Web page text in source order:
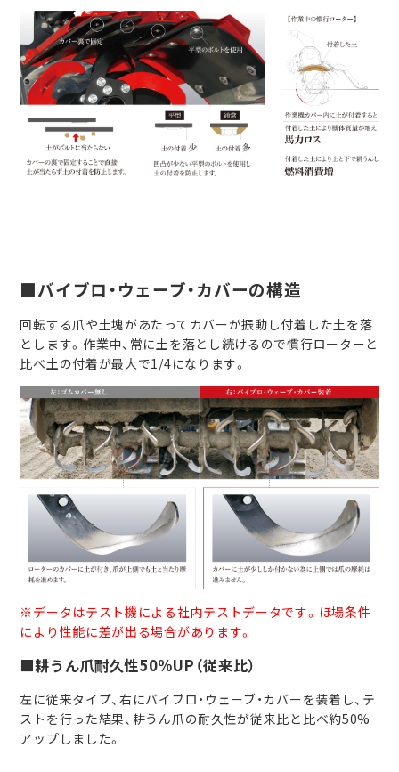
■バイブロ・ウェーブ・カバーの構造
回転する爪や土塊があたってカバーが振動し付着した土を落
とします。作業中、常に土を落とし続けるので慣行ローターと
比べ土の付着が最大で1/4になります。
※データはテスト機による社内テストデータです。ほ場条件
により性能に差が出る場合があります。
■耕うん爪耐久性50%UP（従来比）
左に従来タイプ、右にバイブロ・ウェーブ・カバーを装着し、テ
ストを行った結果、耕うん爪の耐久性が従来比と比べ約50%
アップしました。